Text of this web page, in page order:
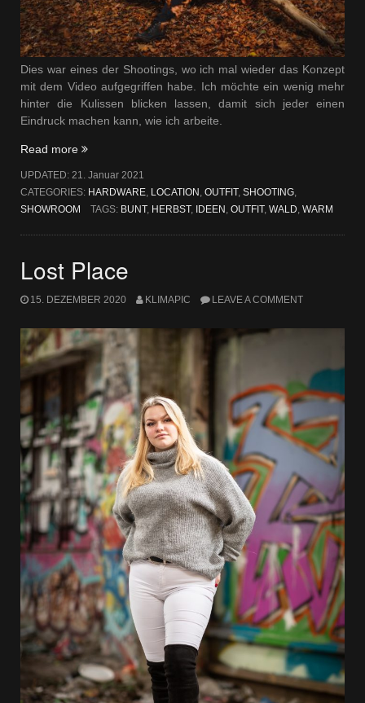
Dies war eines der Shootings, wo ich mal wieder das Konzept
mit dem Video aufgegriffen habe. Ich möchte ein wenig mehr
hinter die Kulissen blicken lassen, damit sich jeder einen
Eindruck machen kann, wie ich arbeite.
Read more „Herbst
mit
Aliena“
UPDATED: 21. Januar 2021
CATEGORIES: HARDWARE LOCATION OUTFIT, SHOOTING
SHOWROOM
TAGS: BUNT, HERBST, IDEEN OUTFIT, WALD WARM
Lost Place
15. DEZEMBER 2020 KLIMAPIC LEAVE A COMMENT